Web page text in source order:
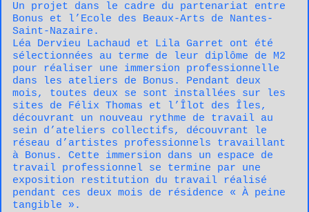
Un projet dans le cadre du partenariat entre
Bonus et l’Ecole des Beaux-Arts de Nantes-
Saint-Nazaire.
Léa Dervieu Lachaud et Lila Garret ont été
sélectionnées au terme de leur diplôme de M2
pour réaliser une immersion professionnelle
dans les ateliers de Bonus. Pendant deux
mois, toutes deux se sont installées sur les
sites de Félix Thomas et l’Îlot des Îles,
découvrant un nouveau rythme de travail au
sein d’ateliers collectifs, découvrant le
réseau d’artistes professionnels travaillant
à Bonus. Cette immersion dans un espace de
travail professionnel se termine par une
exposition restitution du travail réalisé
pendant ces deux mois de résidence « À peine
tangible ».